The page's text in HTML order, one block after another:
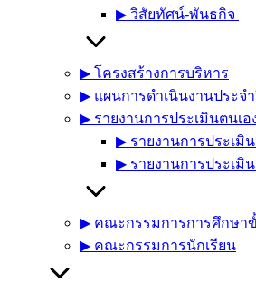
▶︎ วิสัยทัศน์-พันธกิจ
▶︎ โครงสร้างการบริหาร
▶︎ แผนการดำเนินงานประจ
▶︎ รายงานการประเมินตนเอ
▶︎ รายงานการประเมิน
▶︎ รายงานการประเมิน
▶︎ คณะกรรมการการศึกษา
▶︎ คณะกรรมการนักเรียน